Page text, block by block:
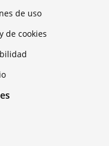
de uso
de cookies